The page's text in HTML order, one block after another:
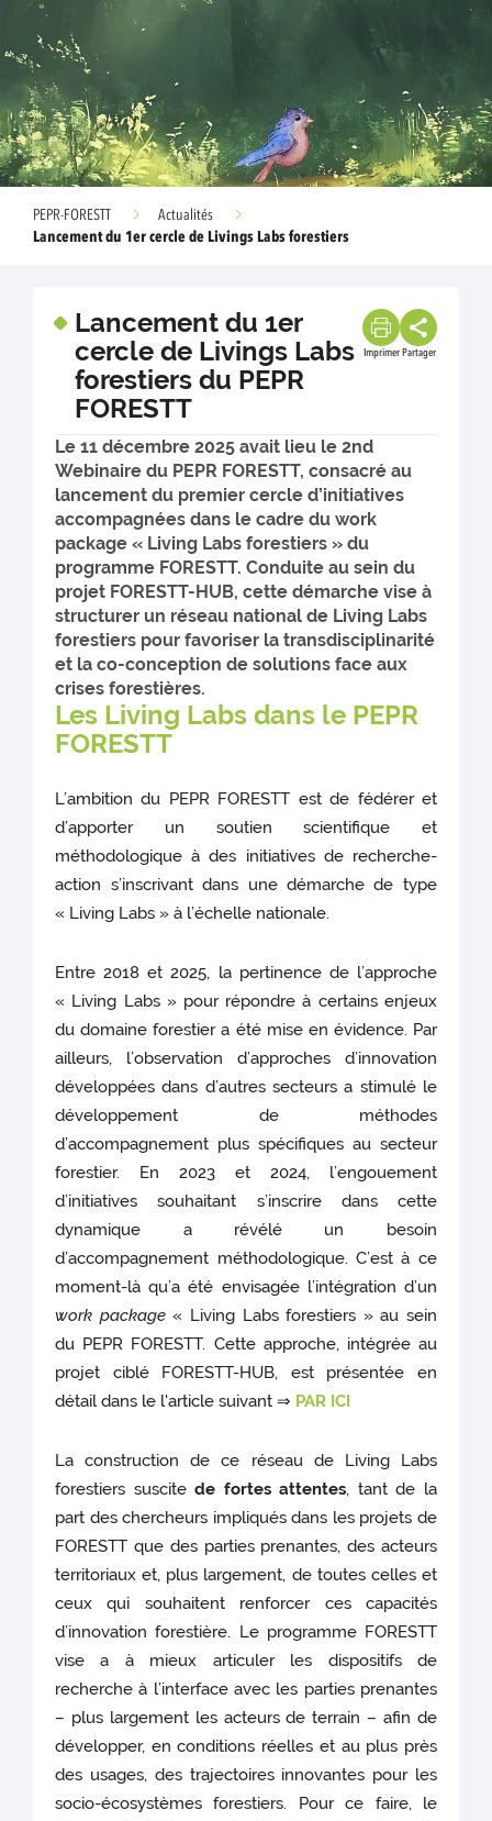
PEPR-FORESTT
Actualités
Lancement du 1er cercle de Livings Labs forestiers
Lancement du 1er
cercle de Livings Labs
forestiers du PEPR
FORESTT
Imprimer Partager
Le 11 décembre 2025 avait lieu le 2nd
Webinaire du PEPR FORESTT, consacré au
lancement du premier cercle d’initiatives
accompagnées dans le cadre du work
package « Living Labs forestiers » du
programme FORESTT. Conduite au sein du
projet FORESTT-HUB, cette démarche vise à
structurer un réseau national de Living Labs
forestiers pour favoriser la transdisciplinarité
et la co-conception de solutions face aux
crises forestières.
Les Living Labs dans le PEPR
FORESTT
L’ambition du PEPR FORESTT est de fédérer et
d’apporter un soutien scientifique et
méthodologique à des initiatives de recherche-
action s’inscrivant dans une démarche de type
« Living Labs » à l’échelle nationale.
Entre 2018 et 2025, la pertinence de l’approche
« Living Labs » pour répondre à certains enjeux
du domaine forestier a été mise en évidence. Par
ailleurs, l’observation d’approches d’innovation
développées dans d’autres secteurs a stimulé le
développement de méthodes
d’accompagnement plus spécifiques au secteur
forestier. En 2023 et 2024, l’engouement
d’initiatives souhaitant s’inscrire dans cette
dynamique a révélé un besoin
d’accompagnement méthodologique. C’est à ce
moment-là qu’a été envisagée l’intégration d’un
work package« Living Labs forestiers » au sein
du PEPR FORESTT. Cette approche, intégrée au
projet ciblé FORESTT-HUB, est présentée en
détail dans le l'article suivant ⇒ PAR ICI
La construction de ce réseau de Living Labs
forestiers suscitede fortes attentes, tant de la
part des chercheurs impliqués dans les projets de
FORESTT que des parties prenantes, des acteurs
territoriaux et, plus largement, de toutes celles et
ceux qui souhaitent renforcer ces capacités
d’innovation forestière. Le programme FORESTT
vise a à mieux articuler les dispositifs de
recherche à l’interface avec les parties prenantes
– plus largement les acteurs de terrain – afin de
développer, en conditions réelles et au plus près
des usages, des trajectoires innovantes pour les
socio-écosystèmes forestiers. Pour ce faire, le